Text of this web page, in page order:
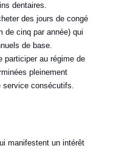
dentaires.
des jours de congé
de cinq par année) qui
de base.
participer au régime de
pleinement
service consécutifs.
manifestent un intérêt